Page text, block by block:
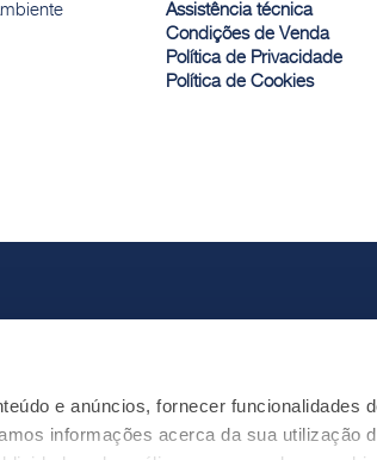
e anúncios, fornecer funcionalidades
informações acerca da sua utilização
Assistência técnica
Condições de Venda
Política de Privacidade
Política de Cookies